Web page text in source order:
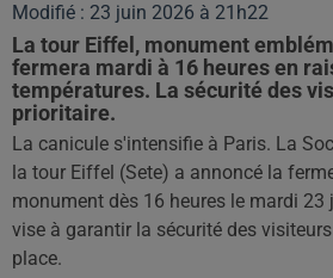
Modifié : 23 juin 2026 à 21h22
La tour Eiffel, monument
fermera mardi à 16 heures en
températures. La sécurité des
prioritaire.
La canicule s'intensifie à Paris. La
la tour Eiffel (Sete) a annoncé la
monument dès 16 heures le mardi 23
vise à garantir la sécurité des
place.